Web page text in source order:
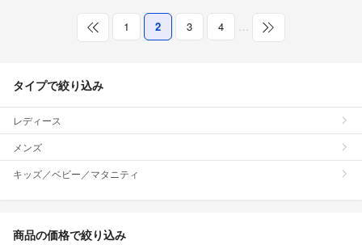
1 2 3 4
タイプで絞り込み
レディース
メンズ
キッズ／ベビー／マタニティ
商品の価格で絞り込み